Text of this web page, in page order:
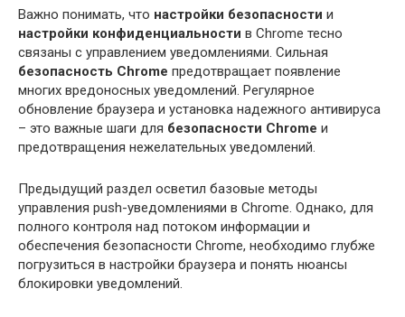
Важно понимать, что настройки безопасности и
настройки конфиденциальности в Chrome тесно
связаны с управлением уведомлениями. Сильная
безопасность Chrome предотвращает появление
многих вредоносных уведомлений. Регулярное
обновление браузера и установка надежного антивируса
– это важные шаги для безопасности Chrome и
предотвращения нежелательных уведомлений.
Предыдущий раздел осветил базовые методы
управления push-уведомлениями в Chrome. Однако, для
полного контроля над потоком информации и
обеспечения безопасности Chrome, необходимо глубже
погрузиться в настройки браузера и понять нюансы
блокировки уведомлений.